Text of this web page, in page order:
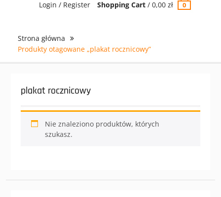
Login / Register Shopping Cart /0,00zł 0
Strona główna
Produkty otagowane „plakat rocznicowy”
plakat rocznicowy
Nie znaleziono produktów, których
szukasz.